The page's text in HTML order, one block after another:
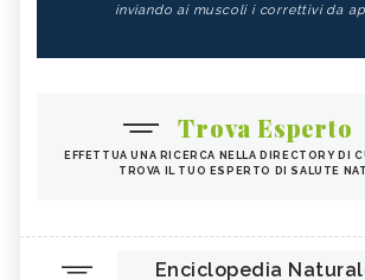
inviando ai muscoli i correttivi da
Trova Esperto
EFFETTUA UNA RICERCA NELLA DIRECTORY DI
TROVA IL TUO ESPERTO DI SALUTE
Enciclopedia